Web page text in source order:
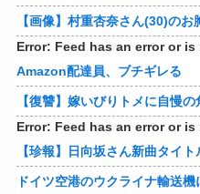
【画像】村重杏奈さん(30)の
Error: Feed has an error or
Amazon配達員、ブチギレる
Error: Feed has an error or